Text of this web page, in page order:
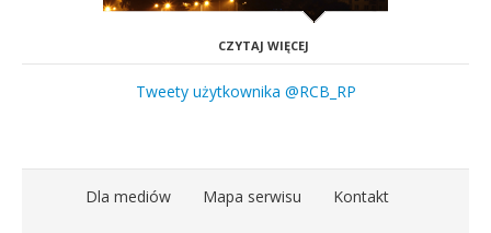
CZYTAJ WIĘCEJ
Tweety użytkownika @RCB_RP
Dla mediów Mapa serwisu Kontakt